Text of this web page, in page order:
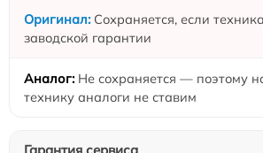
Сохраняется, если
заводской гарантии
Не сохраняется — поэтому
технику аналоги не ставим